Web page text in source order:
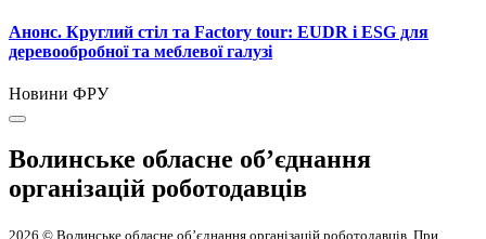
Анонс. Круглий стіл та Factory tour: EUDR і ESG для
деревообробної та меблевої галузі
Новини ФРУ
Волинське обласне об’єднання
організацій роботодавців
2026 © Волинське обласне об’єднання організацій роботодавців. При